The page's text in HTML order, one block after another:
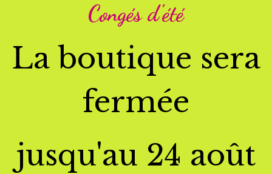
Congés d'été
La boutique sera
fermée
jusqu'au 24 août